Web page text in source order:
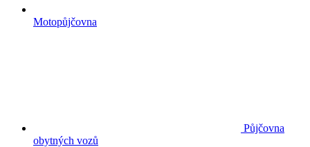
Motopůjčovna
Půjčovna
obytných vozů